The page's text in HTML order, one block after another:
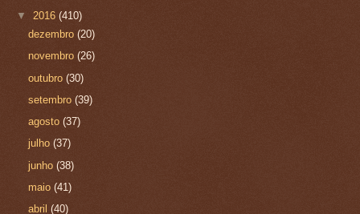
▼ 2016 (410)
dezembro(20)
novembro(26)
outubro(30)
setembro(39)
agosto(37)
julho(37)
junho(38)
maio(41)
abril(40)